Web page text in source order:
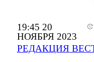
19:45 20
НОЯБРЯ 2023
РЕДАКЦИЯ